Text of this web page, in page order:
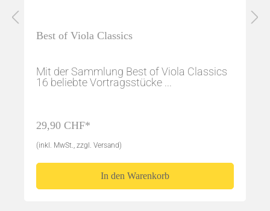
Best of Viola Classics
Mit der Sammlung Best of Viola Classics
16 beliebte Vortragsstücke ...
29,90 CHF*
(inkl. MwSt., zzgl. Versand)
In den Warenkorb